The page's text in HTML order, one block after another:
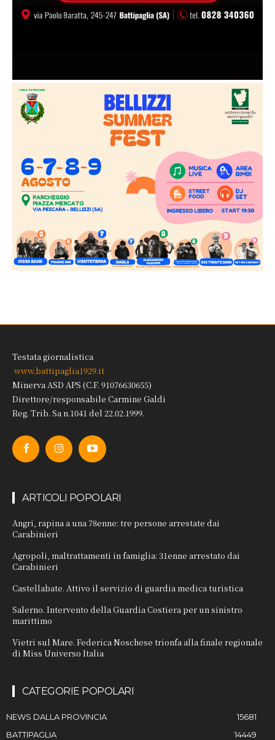
Testata giornalistica
www.battipaglia1929.it
Minerva ASD APS (C.F. 91076630655)
Direttore/responsabile Carmine Galdi
Reg. Trib. Sa n.1041 del 22.02.1999.
ARTICOLI POPOLARI
Angri, rapina a una 78enne: tre persone arrestate dai
Carabinieri
Agropoli, maltrattamenti in famiglia: 31enne arrestato dai
Carabinieri
Castellabate. Attivo il servizio di guardia medica turistica
Salerno. Intervento della Guardia Costiera per un sinistro
marittimo
Vietri sul Mare. Federica Noschese trionfa alla finale regionale
di Miss Universo Italia
CATEGORIE POPOLARI
NEWS DALLA PROVINCIA
15681
BATTIPAGLIA
14449